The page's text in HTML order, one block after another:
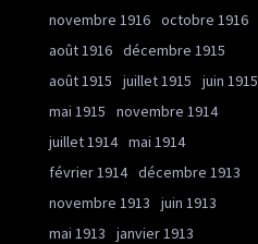
novembre 1916 octobre 1916
août 1916 décembre 1915
août 1915
juillet 1915
juin 1915
mai 1915
novembre 1914
juillet 1914 mai 1914
février 1914 décembre 1913
novembre 1913
juin 1913
mai 1913
janvier 1913